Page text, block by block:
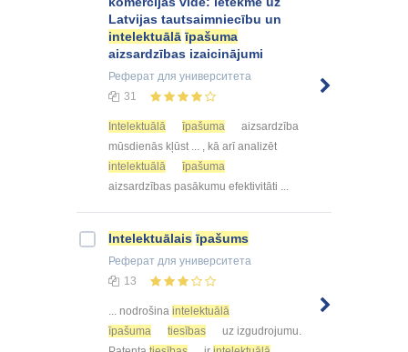
Latvijas tautsaimniecību un
intelektuālā īpašuma
aizsardzības izaicinājumi
Реферат для университета
31
Intelektuālā īpašuma
aizsardzība
mūsdienās kļūst ... , kā arī analizēt
intelektuālā
īpašuma
aizsardzības pasākumu efektivitāti ...
Intelektuālais īpašums
Реферат для университета
13
... nodrošina intelektuālā
īpašuma
tiesības
uz izgudrojumu.